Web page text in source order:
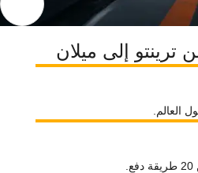
ترينتو إلى ميلان